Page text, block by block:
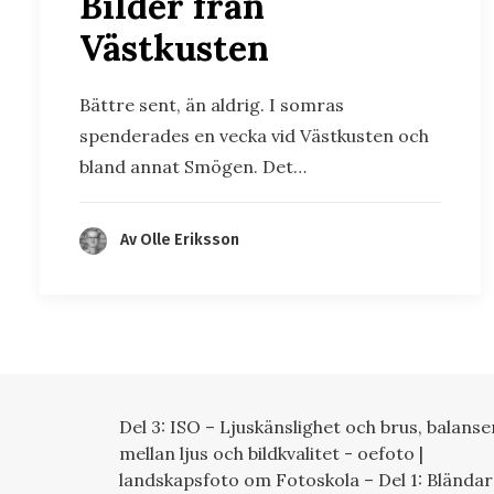
Västkusten
Bättre sent, än aldrig. I somras
spenderades en vecka vid Västkusten och
bland annat Smögen. Det…
Av Olle Eriksson
Del 3: ISO – Ljuskänslighet och brus,
mellan ljus och bildkvalitet - oefoto |
landskapsfoto om Fotoskola – Del 1: